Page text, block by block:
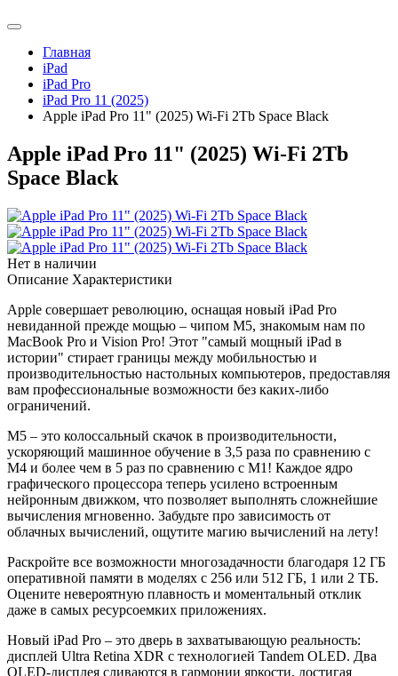
Главная
iPad
iPad Pro
iPad Pro 11 (2025)
Apple iPad Pro 11" (2025) Wi-Fi 2Tb Space Black
Apple iPad Pro 11" (2025) Wi-Fi 2Tb
Space Black
Нет в наличии
Описание Характеристики
Apple совершает революцию, оснащая новый iPad Pro
невиданной прежде мощью – чипом M5, знакомым нам по
MacBook Pro и Vision Pro! Этот "самый мощный iPad в
истории" стирает границы между мобильностью и
производительностью настольных компьютеров, предоставляя
вам профессиональные возможности без каких-либо
ограничений.
M5 – это колоссальный скачок в производительности,
ускоряющий машинное обучение в 3,5 раза по сравнению с
M4 и более чем в 5 раз по сравнению с M1! Каждое ядро
графического процессора теперь усилено встроенным
нейронным движком, что позволяет выполнять сложнейшие
вычисления мгновенно. Забудьте про зависимость от
облачных вычислений, ощутите магию вычислений на лету!
Раскройте все возможности многозадачности благодаря 12 ГБ
оперативной памяти в моделях с 256 или 512 ГБ, 1 или 2 ТБ.
Оцените невероятную плавность и моментальный отклик
даже в самых ресурсоемких приложениях.
Новый iPad Pro – это дверь в захватывающую реальность:
дисплей Ultra Retina XDR с технологией Tandem OLED. Два
OLED-дисплея сливаются в гармонии яркости, достигая